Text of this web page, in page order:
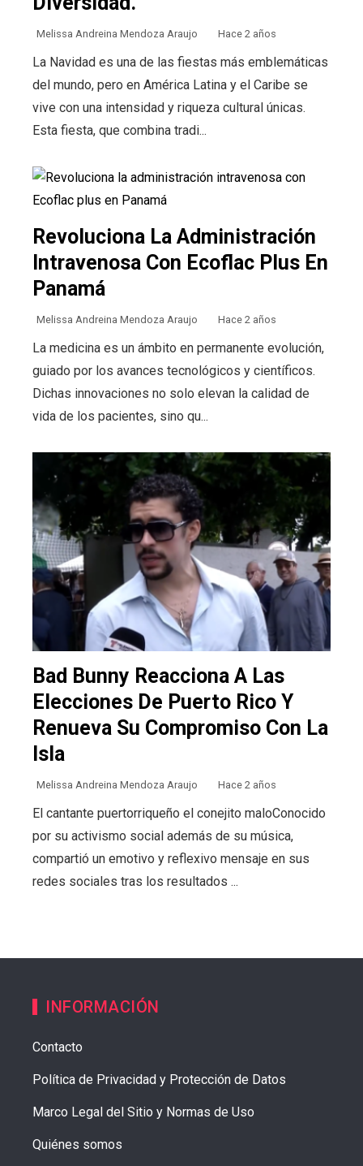
Melissa Andreina Mendoza Araujo Hace 2 años
La Navidad es una de las fiestas más emblemáticas
del mundo, pero en América Latina y el Caribe se
vive con una intensidad y riqueza cultural únicas.
Esta fiesta, que combina tradi...
Revoluciona La Administración
Intravenosa Con Ecoflac Plus En
Panamá
Melissa Andreina Mendoza Araujo Hace 2 años
La medicina es un ámbito en permanente evolución,
guiado por los avances tecnológicos y científicos.
Dichas innovaciones no solo elevan la calidad de
vida de los pacientes, sino qu...
Bad Bunny Reacciona A Las
Elecciones De Puerto Rico Y
Renueva Su Compromiso Con La
Isla
Melissa Andreina Mendoza Araujo Hace 2 años
El cantante puertorriqueño el conejito maloConocido
por su activismo social además de su música,
compartió un emotivo y reflexivo mensaje en sus
redes sociales tras los resultados ...
INFORMACIÓN
Contacto
Política de Privacidad y Protección de Datos
Marco Legal del Sitio y Normas de Uso
Quiénes somos